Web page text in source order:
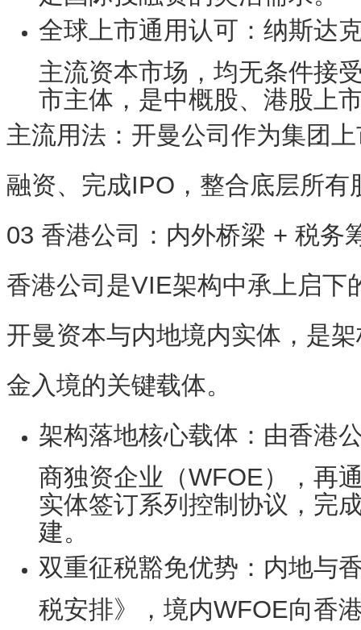
全球上市通用认可 ：纳斯达
主流资本市场，均无条件接
市主体，是中概股、港股上
主流用法 ：开曼公司作为集团
融资、完成IPO，整合底层所有
03 香港公司：内外桥梁 + 税务
香港公司是VIE架构中承上启下
开曼资本与内地境内实体，是
金入境的关键载体。
架构落地核心载体 ：由香港
商独资企业（WFOE），再
实体签订系列控制协议，完
建。
双重征税豁免优势 ：内地与
税安排》，境内WFOE向香